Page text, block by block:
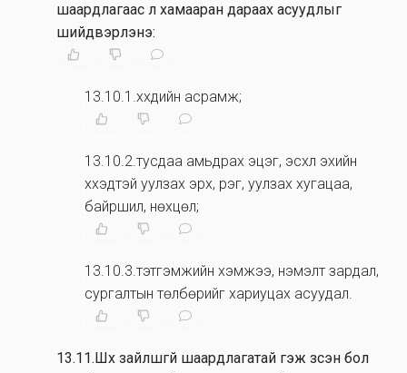
шаардлагаас үл хамааран дараах асуудлыг
шийдвэрлэнэ:
13.10.1.хүүхдийн асрамж;
13.10.2.тусдаа амьдрах эцэг, эсхүл эхийн
хүүхэдтэй уулзах эрх, үүрэг, уулзах хугацаа,
байршил, нөхцөл;
13.10.3.тэтгэмжийн хэмжээ, нэмэлт зардал,
сургалтын төлбөрийг хариуцах асуудал.
13.11.Шүүх зайлшгүй шаардлагатай гэж үзсэн бол